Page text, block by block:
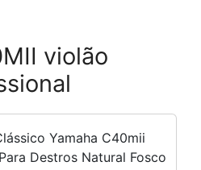
violão
Yamaha C40mii
Destros Natural Fosco